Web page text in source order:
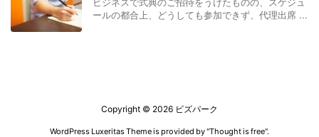
ールの都合上、どうしても参加できず、代理出席 ...
Copyright © 2026 ビズパーク
WordPress Luxeritas Theme is provided by "Thought is free".